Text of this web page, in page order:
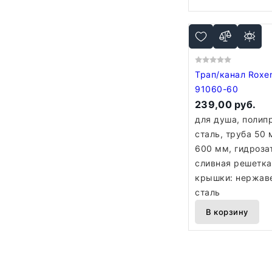
Трап/канал
91060-60
239,00 руб.
для душа,
сталь, труба 50
600 мм,
сливная
крышки:
сталь
В корзину